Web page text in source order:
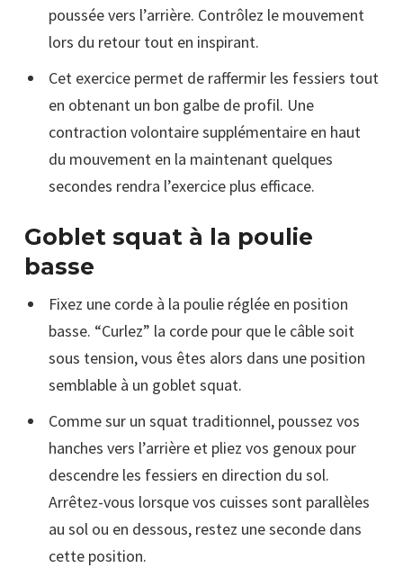
poussée vers l’arrière. Contrôlez le mouvement
lors du retour tout en inspirant.
Cet exercice permet de raffermir les fessiers tout
en obtenant un bon galbe de profil. Une
contraction volontaire supplémentaire en haut
du mouvement en la maintenant quelques
secondes rendra l’exercice plus efficace.
Goblet squat à la poulie
basse
Fixez une corde à la poulie réglée en position
basse. “Curlez” la corde pour que le câble soit
sous tension, vous êtes alors dans une position
semblable à un goblet squat.
Comme sur un squat traditionnel, poussez vos
hanches vers l’arrière et pliez vos genoux pour
descendre les fessiers en direction du sol.
Arrêtez-vous lorsque vos cuisses sont parallèles
au sol ou en dessous, restez une seconde dans
cette position.